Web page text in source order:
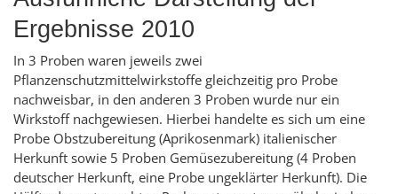
Ergebnisse 2010
In 3 Proben waren jeweils zwei
Pflanzenschutzmittelwirkstoffe gleichzeitig pro Probe
nachweisbar, in den anderen 3 Proben wurde nur ein
Wirkstoff nachgewiesen. Hierbei handelte es sich um eine
Probe Obstzubereitung (Aprikosenmark) italienischer
Herkunft sowie 5 Proben Gemüsezubereitung (4 Proben
deutscher Herkunft, eine Probe ungeklärter Herkunft). Die